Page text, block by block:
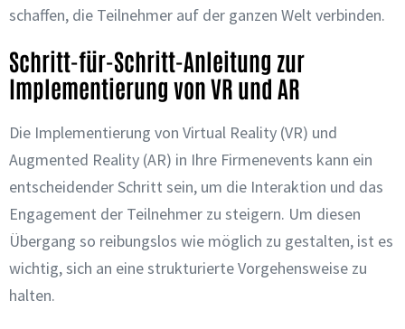
schaffen, die Teilnehmer auf der ganzen Welt verbinden.
Schritt-für-Schritt-Anleitung zur
Implementierung von VR und AR
Die Implementierung von Virtual Reality (VR) und
Augmented Reality (AR) in Ihre Firmenevents kann ein
entscheidender Schritt sein, um die Interaktion und das
Engagement der Teilnehmer zu steigern. Um diesen
Übergang so reibungslos wie möglich zu gestalten, ist es
wichtig, sich an eine strukturierte Vorgehensweise zu
halten.